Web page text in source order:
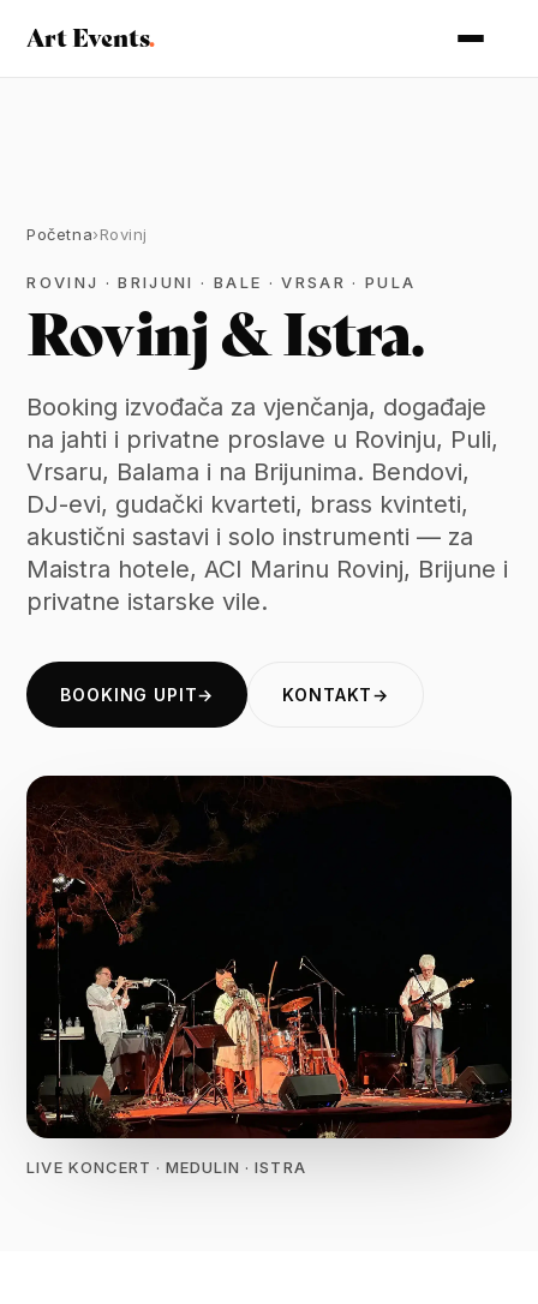
Art Events.
Početna›Rovinj
ROVINJ · BRIJUNI · BALE · VRSAR · PULA
Rovinj & Istra.—
Booking izvođača za vjenčanja, događaje
na jahti i privatne proslave u Rovinju, Puli,
Vrsaru, Balama i na Brijunima. Bendovi,
DJ-evi, gudački kvarteti, brass kvinteti,
akustični sastavi i solo instrumenti — za
Maistra hotele, ACI Marinu Rovinj, Brijune i
privatne istarske vile.
BOOKING UPIT→ KONTAKT→
LIVE KONCERT · MEDULIN · ISTRA